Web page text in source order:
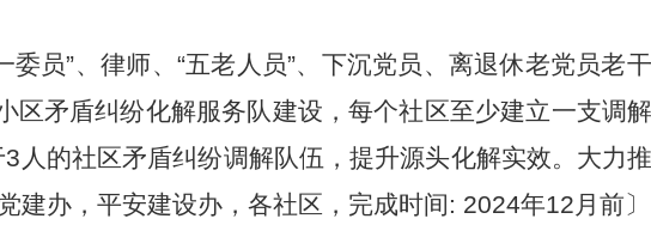
委员”、律师、“五老人员”、下沉党员、离退休老党员老
区矛盾纠纷化解服务队建设，每个社区至少建立一支调
人的社区矛盾纠纷调解队伍，提升源头化解实效。大力
办，平安建设办，各社区，完成时间: 2024年12月前〕